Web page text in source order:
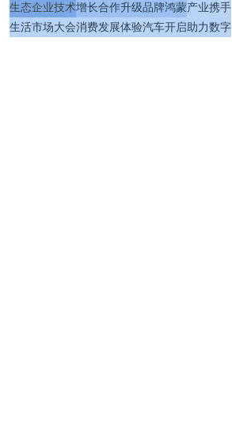
生态企业技术增长合作升级品牌鸿蒙产业携手
生活市场大会消费发展体验汽车开启助力数字